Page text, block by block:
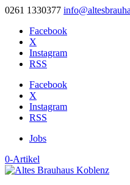
0261 1330377
Facebook
X
Instagram
RSS
Facebook
X
Instagram
RSS
Jobs
0-Artikel